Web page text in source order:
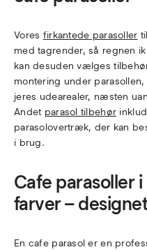
Vores firkantede parasoller
med tagrender, så regnen
kan desuden vælges
montering under
jeres udearealer, næsten
Andet parasol tilbehør
parasolovertræk, der kan
i brug.
Cafe parasoller
farver –
En cafe parasol er en